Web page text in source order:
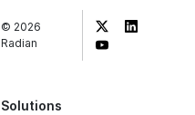
© 2026
Radian
Solutions